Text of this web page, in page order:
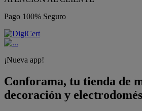
Pago 100% Seguro
¡Nueva app!
Conforama, tu tienda de
decoración y